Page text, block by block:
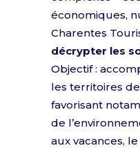
économiques,
Charentes
décrypter les
Objectif :
les territoires
favorisant
de
aux vacances,